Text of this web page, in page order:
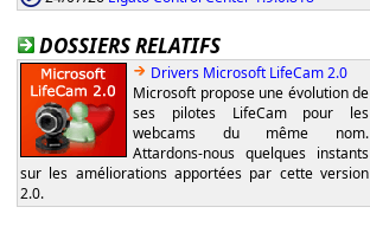
DOSSIERS RELATIFS
Drivers Microsoft LifeCam 2.0
Microsoft propose une évolution de
ses pilotes LifeCam pour les
webcams du même nom.
Attardons-nous quelques instants
sur les améliorations apportées par cette version
2.0.